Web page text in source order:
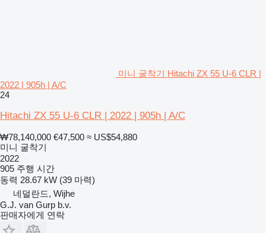
미니 굴착기 Hitachi ZX 55 U-6 CLR |
2022 | 905h | A/C
24
Hitachi ZX 55 U-6 CLR | 2022 | 905h | A/C
₩78,140,000 €47,500 ≈ US$54,880
미니 굴착기
2022
905 주행 시간
동력 28.67 kW (39 마력)
네덜란드, Wijhe
G.J. van Gurp b.v.
판매자에게 연락